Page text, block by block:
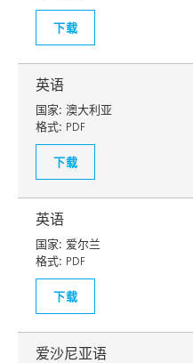
下载
英语
国家: 澳大利亚
格式: PDF
下载
英语
国家: 爱尔兰
格式: PDF
下载
爱沙尼亚语